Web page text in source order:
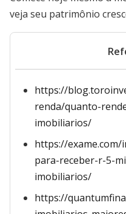
veja seu patrimônio
https://
renda/quanto-
imobiliarios/
https://
para-receber-r-5-
imobiliarios/
https://